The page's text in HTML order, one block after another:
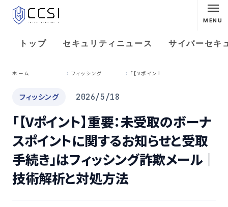
MENU
トップ セキュリティニュース サイバーセキ
ホーム フィッシング
フィッシング 2026/5/18
「【Vポイント】重要：未受取のボーナ
スポイントに関するお知らせと受取
手続き」はフィッシング詐欺メール｜
技術解析と対処方法